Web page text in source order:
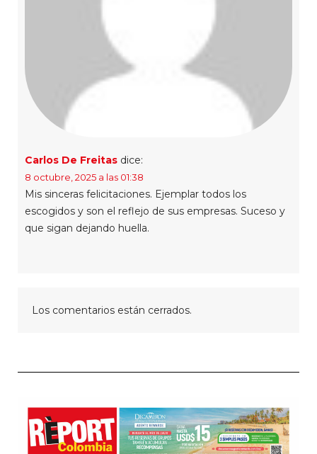
Carlos De Freitas dice:
8 octubre, 2025 a las 01:38
Mis sinceras felicitaciones. Ejemplar todos los
escogidos y son el reflejo de sus empresas. Suceso y
que sigan dejando huella.
Los comentarios están cerrados.